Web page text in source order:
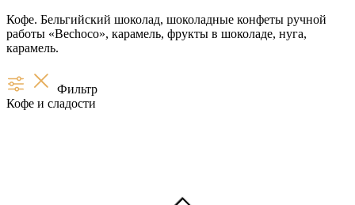
Кофе. Бельгийский шоколад, шоколадные конфеты ручной
работы «Bechoco», карамель, фрукты в шоколаде, нуга,
карамель.
Фильтр
Кофе и сладости